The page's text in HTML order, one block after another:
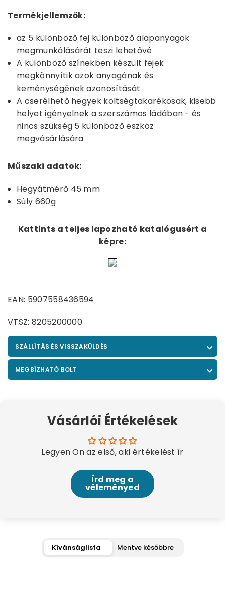
Termékjellemzők:
az 5 különböző fej különböző alapanyagok
megmunkálásárát teszi lehetővé
A különböző színekben készült fejek
megkönnyítik azok anyagának és
keménységének azonosítását
A cserélhető hegyek költségtakarékosak, kisebb
helyet igényelnek a szerszámos ládában - és
nincs szükség 5 különböző eszköz
megvásárlására
Műszaki adatok:
Hegyátmérő 45 mm
Súly 660g
Kattints a teljes lapozható katalógusért a
képre:
EAN: 5907558436594
VTSZ: 8205200000
SZÁLLÍTÁS ÉS VISSZAKÜLDÉS
MEGBÍZHATÓ BOLT
Vásárlói Értékelések
Legyen Ön az első, aki értékelést ír
Írd meg a
véleményed
Kívánságlista Mentve későbbre